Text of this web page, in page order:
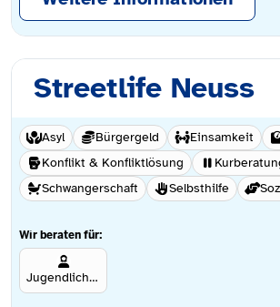
Streetlife Neuss
Asyl Bürgergeld Einsamkeit
Konflikt & Konfliktlösung
Schwangerschaft
Selbsthilfe
Wir beraten für:
Jugendliche ab 12 Jahren